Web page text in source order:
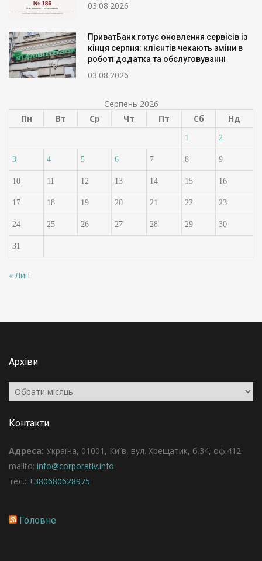
03.08.2026
ПриватБанк готує оновлення сервісів із
кінця серпня: клієнтів чекають зміни в
роботі додатка та обслуговуванні
03.08.2026
Серпень 2026
Пн
Вт Ср Чт Пт Сб Нд
1 2
3 4 5 6 7 8 9
10 11 12 13 14 15 16
17 18 19 20 21 22 23
24 25 26 27 28 29 30
31
« Лип
Архіви
Архіви
Контакти
Адреса: Україна, 01001, Київ, вул. Хрещатик, б.34, оф.412
mailto: info@corporativ.info
тел.: +380680628975
Головне